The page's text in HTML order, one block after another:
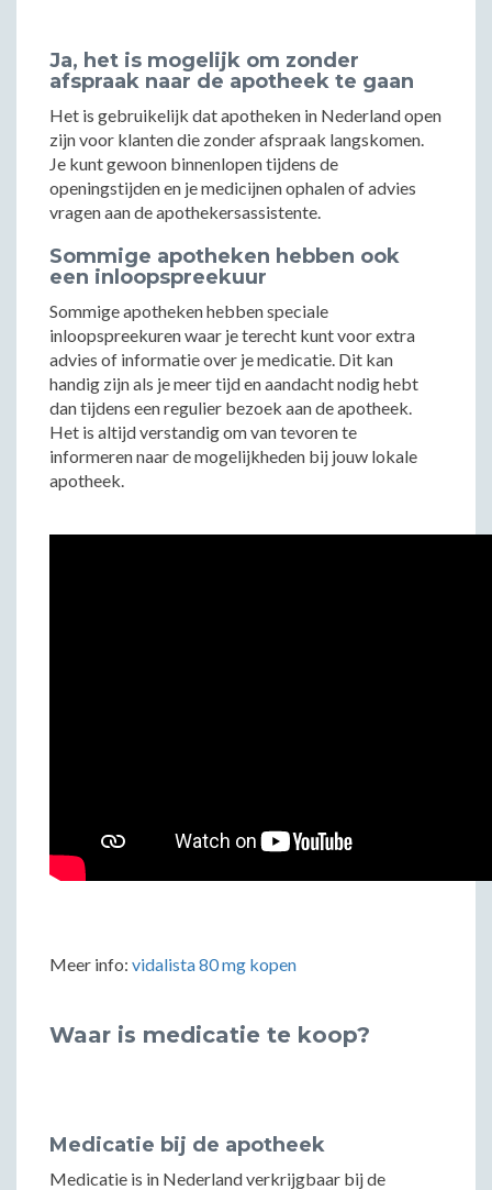
Ja, het is mogelijk om zonder
afspraak naar de apotheek te gaan
Het is gebruikelijk dat apotheken in Nederland open
zijn voor klanten die zonder afspraak langskomen.
Je kunt gewoon binnenlopen tijdens de
openingstijden en je medicijnen ophalen of advies
vragen aan de apothekersassistente.
Sommige apotheken hebben ook
een inloopspreekuur
Sommige apotheken hebben speciale
inloopspreekuren waar je terecht kunt voor extra
advies of informatie over je medicatie. Dit kan
handig zijn als je meer tijd en aandacht nodig hebt
dan tijdens een regulier bezoek aan de apotheek.
Het is altijd verstandig om van tevoren te
informeren naar de mogelijkheden bij jouw lokale
apotheek.
Meer info: vidalista 80 mg kopen
Waar is medicatie te koop?
Medicatie bij de apotheek
Medicatie is in Nederland verkrijgbaar bij de